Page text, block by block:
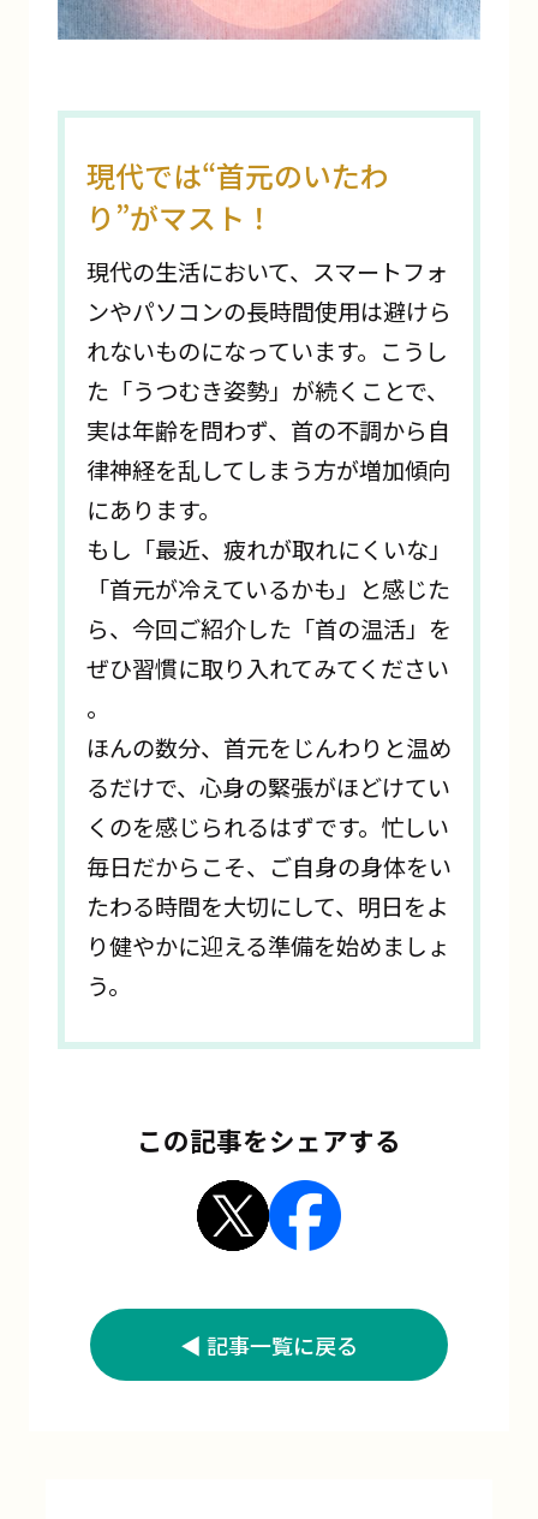
現代では“首元のいたわ
り”がマスト！
現代の生活において、スマートフォ
ンやパソコンの長時間使用は避けら
れないものになっています。こうし
た「うつむき姿勢」が続くことで、
実は年齢を問わず、首の不調から自
律神経を乱してしまう方が増加傾向
にあります。
もし「最近、疲れが取れにくいな」
「首元が冷えているかも」と感じた
ら、今回ご紹介した「首の温活」を
ぜひ習慣に取り入れてみてください
。
ほんの数分、首元をじんわりと温め
るだけで、心身の緊張がほどけてい
くのを感じられるはずです。忙しい
毎日だからこそ、ご自身の身体をい
たわる時間を大切にして、明日をよ
り健やかに迎える準備を始めましょ
う。
この記事をシェアする
記事一覧に戻る